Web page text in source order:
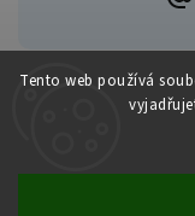
Tento web používá
Copyright